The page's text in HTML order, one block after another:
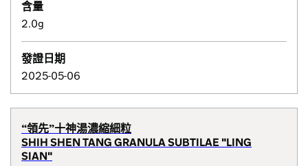
含量
2.0g
發證日期
2025-05-06
“領先”十神湯濃縮細粒
SHIH SHEN TANG GRANULA SUBTILAE "LING
SIAN"